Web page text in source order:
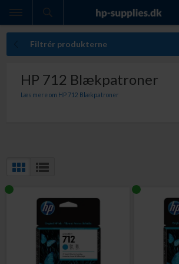
Filtrér produkterne
HP 712 Blækpatroner
Læs mere om HP 712 Blækpatroner